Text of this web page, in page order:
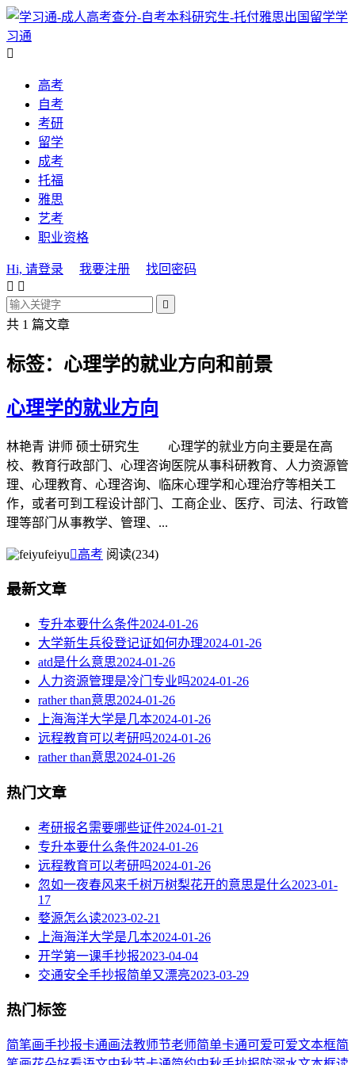
学
习通

高考
自考
考研
留学
成考
托福
雅思
艺考
职业资格
Hi, 请登录 我要注册
找回密码
 

共 1 篇文章
标签：心理学的就业方向和前景
心理学的就业方向
林艳青 讲师 硕士研究生 心理学的就业方向主要是在高
校、教育行政部门、心理咨询医院从事科研教育、人力资源管
理、心理教育、心理咨询、临床心理学和心理治疗等相关工
作，或者可到工程设计部门、工商企业、医疗、司法、行政管
理等部门从事教学、管理、...
feiyu高考 阅读(234)
最新文章
专升本要什么条件2024-01-26
大学新生兵役登记证如何办理2024-01-26
atd是什么意思2024-01-26
人力资源管理是冷门专业吗2024-01-26
rather than意思2024-01-26
上海海洋大学是几本2024-01-26
远程教育可以考研吗2024-01-26
rather than意思2024-01-26
热门文章
考研报名需要哪些证件2024-01-21
专升本要什么条件2024-01-26
远程教育可以考研吗2024-01-26
忽如一夜春风来千树万树梨花开的意思是什么2023-01-
17
婺源怎么读2023-02-21
上海海洋大学是几本2024-01-26
开学第一课手抄报2023-04-04
交通安全手抄报简单又漂亮2023-03-29
热门标签
简笔画手抄报卡通画法教师节老师简单卡通可爱可爱文本框简